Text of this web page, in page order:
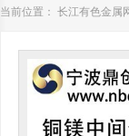
当前位置： 长江有色金属